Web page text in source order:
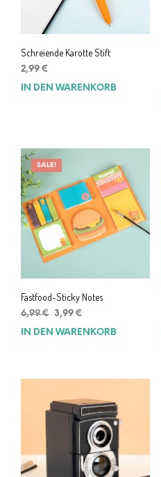
Schreiende Karotte Stift
2,99 €
IN DEN WARENKORB
SALE!
Fastfood-Sticky Notes
6,99€ Ursprünglicher
3,99 €
IN DEN WARENKORB